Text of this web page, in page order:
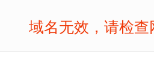
域名无效，请检